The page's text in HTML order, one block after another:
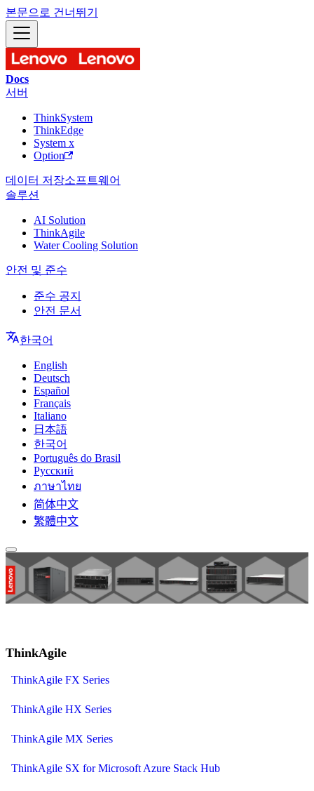
본문으로 건너뛰기
Docs
서버
ThinkSystem
ThinkEdge
System x
Option
데이터 저장소프트웨어
솔루션
AI Solution
ThinkAgile
Water Cooling Solution
안전 및 준수
준수 공지
안전 문서
한국어
English
Deutsch
Español
Français
Italiano
日本語
한국어
Português do Brasil
Русский
ภาษาไทย
简体中文
繁體中文
ThinkAgile
ThinkAgile FX Series
ThinkAgile HX Series
ThinkAgile MX Series
ThinkAgile SX for Microsoft Azure Stack Hub